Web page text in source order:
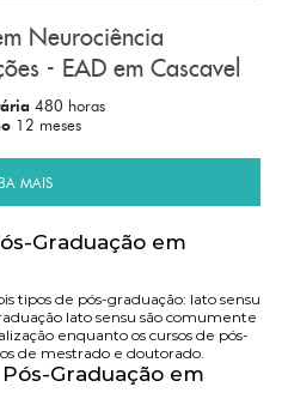
Neurociência
- EAD em Cascavel
480 horas
12 meses
MAIS
Graduação em
tipos de pós-graduação: lato sensu
lato sensu são comumente
enquanto os cursos de pós-
de mestrado e doutorado.
Graduação em